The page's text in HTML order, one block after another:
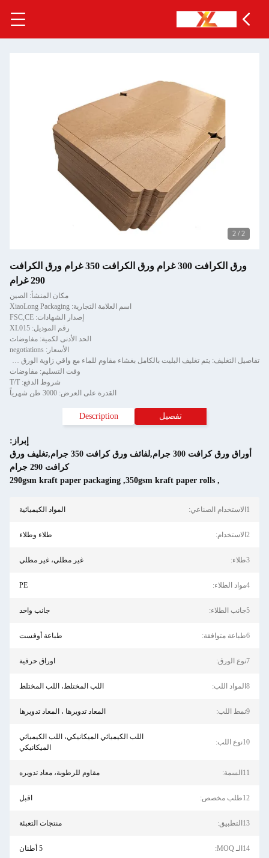
2
ورق الكرافت 300 غرام ورق الكرافت 350 غرام ورق الكرافت
290 غرام
مكان المنشأ: الصين
اسم العلامة التجارية: XiaoLong Packaging
إصدار الشهادات: FSC,CE
رقم الموديل: XL015
الحد الأدنى لكمية: مفاوضات
الأسعار: negotiations
تفاصيل التغليف: يتم تغليف البليت بالكامل بغشاء مقاوم للماء مع واقي زاوية الورق ويتم تثبيته بواسطة شريط من قطعتين
وقت التسليم: مفاوضات
شروط الدفع: T/T
القدرة على العرض: 3000 طن شهرياً
تفصيل Description
إبراز:
أوراق ورق كرافت 300 جرام,لفائف ورق كرافت 350 جرام,تغليف ورق
كرافت 290 جرام
350gsm kraft paper rolls
,
290gsm kraft paper packaging
المواد الكيميائية
طلاء وطلاء
غير مطلي، غير مطلي
جانب واحد
طباعة أوفست
اوراق حرفية
اللب المختلط، اللب المختلط
المعاد تدويرها ، المعاد تدويرها
اللب الكيميائي الميكانيكي، اللب الكيميائي
الميكانيكي
مقاوم للرطوبة، معاد تدويره
منتجات التعبئة